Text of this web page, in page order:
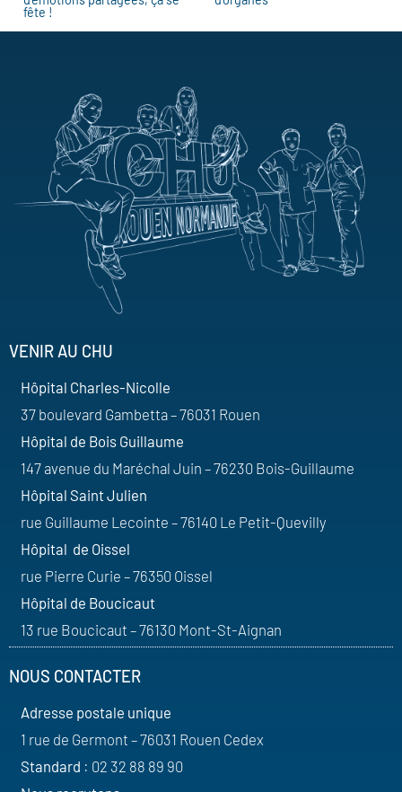
fête !
VENIR AU CHU
Hôpital Charles-Nicolle
37 boulevard Gambetta – 76031 Rouen
Hôpital de Bois Guillaume
147 avenue du Maréchal Juin – 76230 Bois-Guillaume
Hôpital Saint Julien
rue Guillaume Lecointe – 76140 Le Petit-Quevilly
Hôpital de Oissel
rue Pierre Curie – 76350 Oissel
Hôpital de Boucicaut
13 rue Boucicaut – 76130 Mont-St-Aignan
NOUS CONTACTER
Adresse postale unique
1 rue de Germont – 76031 Rouen Cedex
Standard : 02 32 88 89 90